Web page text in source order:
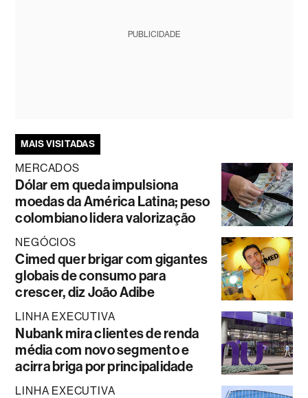
PUBLICIDADE
MAIS VISITADAS
MERCADOS
Dólar em queda impulsiona
moedas da América Latina; peso
colombiano lidera valorização
NEGÓCIOS
Cimed quer brigar com gigantes
globais de consumo para
crescer, diz João Adibe
LINHA EXECUTIVA
Nubank mira clientes de renda
média com novo segmento e
acirra briga por principalidade
LINHA EXECUTIVA